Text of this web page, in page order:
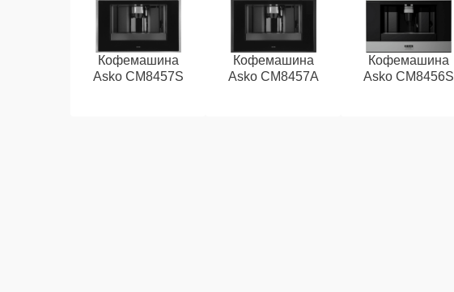
Кофемашина
Asko CM8457S
Кофемашина
Asko CM8457A
Кофемашина
Asko CM8456S